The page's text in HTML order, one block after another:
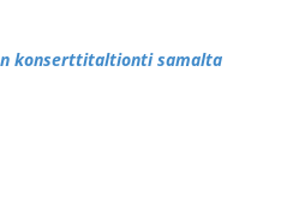
konserttitaltionti samalta